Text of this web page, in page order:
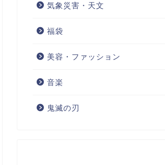
気象災害・天文
福袋
美容・ファッション
音楽
鬼滅の刃